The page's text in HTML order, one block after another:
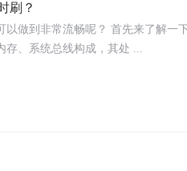
刷？
做到非常流畅呢？ 首先来了解一
存、系统总线构成，其处 ...